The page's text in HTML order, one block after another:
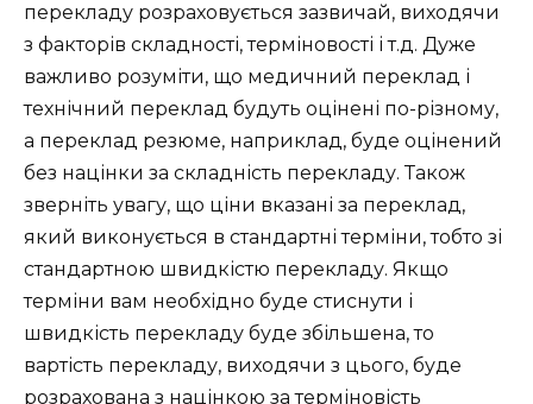
перекладу розраховується зазвичай, виходячи
з факторів складності, терміновості і т.д. Дуже
важливо розуміти, що медичний переклад і
технічний переклад будуть оцінені по-різному,
а переклад резюме, наприклад, буде оцінений
без націнки за складність перекладу. Також
зверніть увагу, що ціни вказані за переклад,
який виконується в стандартні терміни, тобто зі
стандартною швидкістю перекладу. Якщо
терміни вам необхідно буде стиснути і
швидкість перекладу буде збільшена, то
вартість перекладу, виходячи з цього, буде
розрахована з націнкою за терміновість